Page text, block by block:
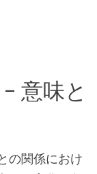
意味と
の関係におけ